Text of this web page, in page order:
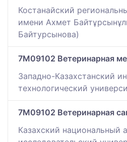
Костанайский
имени Ахмет
Байтурсынова)
7M09102 Ветеринарная
Западно-Казахстанский
технологический
7M09102 Ветеринарная
Казахский национальный